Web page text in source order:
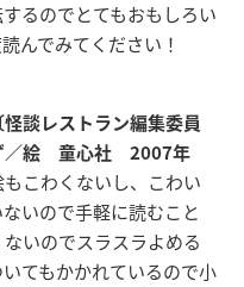
るのでとてもおもしろい
んでみてください！
談レストラン編集委員
／絵 童心社 2007年
こわくないし、こわい
いので手軽に読むこと
いのでスラスラよめる
てもかかれているので小